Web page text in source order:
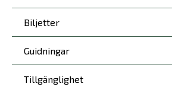
Biljetter
Guidningar
Tillgänglighet